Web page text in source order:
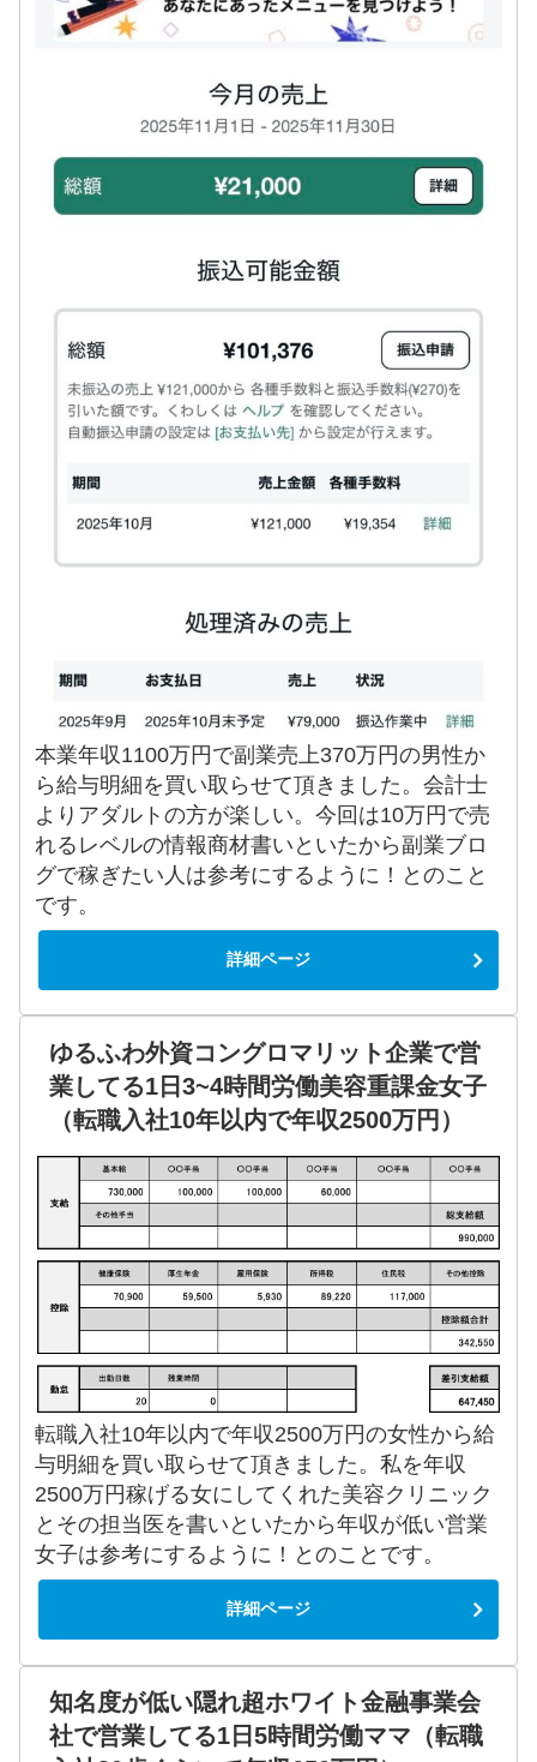
本業年収1100万円で副業売上370万円の男性か
ら給与明細を買い取らせて頂きました。会計士
よりアダルトの方が楽しい。今回は10万円で売
れるレベルの情報商材書いといたから副業ブロ
グで稼ぎたい人は参考にするように！とのこと
です。
詳細ページ
ゆるふわ外資コングロマリット企業で営
業してる1日3~4時間労働美容重課金女子
（転職入社10年以内で年収2500万円）
転職入社10年以内で年収2500万円の女性から給
与明細を買い取らせて頂きました。私を年収
2500万円稼げる女にしてくれた美容クリニック
とその担当医を書いといたから年収が低い営業
女子は参考にするように！とのことです。
詳細ページ
知名度が低い隠れ超ホワイト金融事業会
社で営業してる1日5時間労働ママ（転職